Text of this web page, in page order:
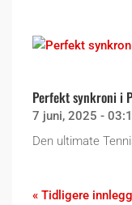
Perfekt synkroni i
7 juni, 2025 -
Den ultimate
« Tidligere innlegg